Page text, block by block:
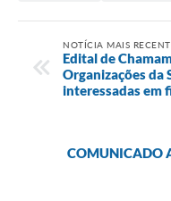
NOTÍCIA MAIS
Edital de
Organizações da
interessadas em
COMUNICADO